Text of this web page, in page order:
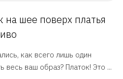
на шее поверх платья
как всего лишь один
весь ваш образ? Платок! Это ...